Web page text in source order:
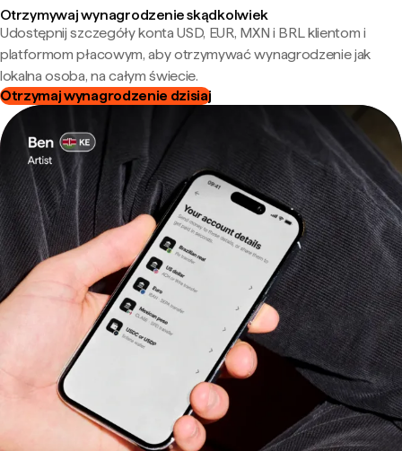
Otrzymywaj wynagrodzenie skądkolwiek
Udostępnij szczegóły konta USD, EUR, MXN i BRL klientom i
platformom płacowym, aby otrzymywać wynagrodzenie jak
lokalna osoba, na całym świecie.
Otrzymaj wynagrodzenie dzisiaj